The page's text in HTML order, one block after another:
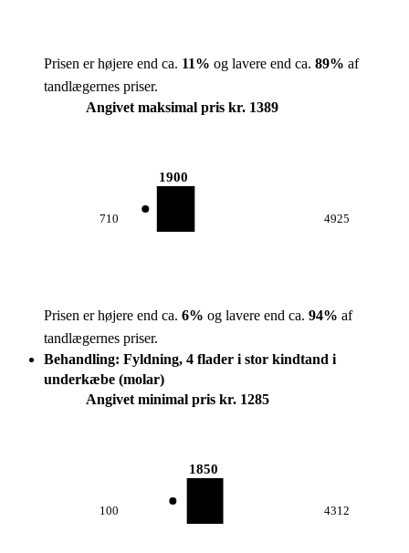
Prisen er højere end ca. 11% og lavere end ca. 89% af
tandlægernes priser.
Angivet maksimal pris kr. 1389
710
1900
4925
Prisen er højere end ca. 6% og lavere end ca. 94% af
tandlægernes priser.
Behandling: Fyldning, 4 flader i stor kindtand i
underkæbe (molar)
Angivet minimal pris kr. 1285
100
1850
4312